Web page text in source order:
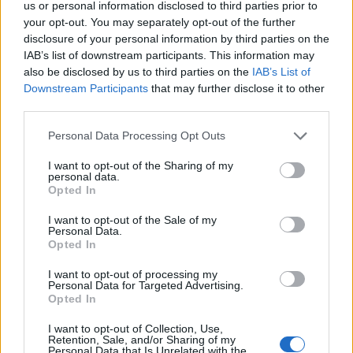
us or personal information disclosed to third parties prior to
your opt-out. You may separately opt-out of the further
disclosure of your personal information by third parties on the
IAB’s list of downstream participants. This information may
also be disclosed by us to third parties on the IAB’s List of
Downstream Participants that may further disclose it to other
Personal Data Processing Opt Outs
I want to opt-out of the Sharing of my
personal data.
Opted In
I want to opt-out of the Sale of my
Personal Data.
Opted In
I want to opt-out of processing my
Personal Data for Targeted Advertising.
Opted In
I want to opt-out of Collection, Use,
Retention, Sale, and/or Sharing of my
Personal Data that Is Unrelated with the
swoich owoców, a kobiety będą cierpieć rodząc
dzieci. Grzech Adama i Ewy miał spaść na
wszystkich ich potomków, czyli wszystkich
późniejszych ludzi. Grzech ten został nazwany
grzechem pierworodnym. Adam i Ewa stali się
rodzicami Kaina i Abla, którzy z kolei stali się
jakiego dokonał człowiek.
Czytaj także:
Przypowieść o synu marnotrawnym –
problematyka
Przypowieść o siewcy – streszczenie,
interpretacja, problematyka
Przypowieść o domu na skale i o